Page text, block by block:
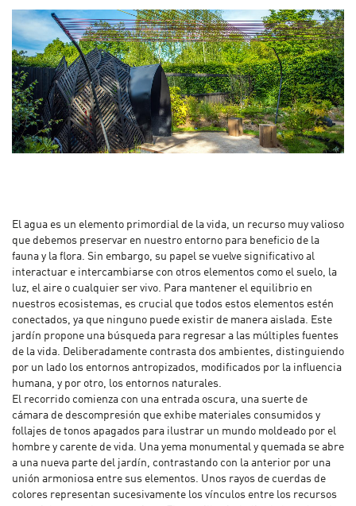
El agua es un elemento primordial de la vida, un recurso muy valioso
que debemos preservar en nuestro entorno para beneficio de la
fauna y la flora. Sin embargo, su papel se vuelve significativo al
interactuar e intercambiarse con otros elementos como el suelo, la
luz, el aire o cualquier ser vivo. Para mantener el equilibrio en
nuestros ecosistemas, es crucial que todos estos elementos estén
conectados, ya que ninguno puede existir de manera aislada. Este
jardín propone una búsqueda para regresar a las múltiples fuentes
de la vida. Deliberadamente contrasta dos ambientes, distinguiendo
por un lado los entornos antropizados, modificados por la influencia
humana, y por otro, los entornos naturales.
El recorrido comienza con una entrada oscura, una suerte de
cámara de descompresión que exhibe materiales consumidos y
follajes de tonos apagados para ilustrar un mundo moldeado por el
hombre y carente de vida. Una yema monumental y quemada se abre
a una nueva parte del jardín, contrastando con la anterior por una
unión armoniosa entre sus elementos. Unos rayos de cuerdas de
colores representan sucesivamente los vínculos entre los recursos